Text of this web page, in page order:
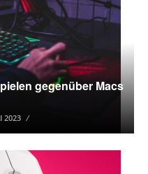
gegenüber Macs
2023